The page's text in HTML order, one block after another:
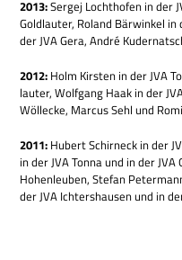
2013:Ser­gej Locht­ho­fen in der
Gold­lau­ter, Roland Bär­win­kel
der JVA Gera, André
2012: Holm Kir­sten in der JVA
lau­ter, Wolf­gang Haak in der
Wöl­lecke, Mar­cus Sehl und
2011: Hubert Schirneck in der
in der JVA Tonna und in der
Hohen­leu­ben, Ste­fan
der JVA Ich­ters­hau­sen und in